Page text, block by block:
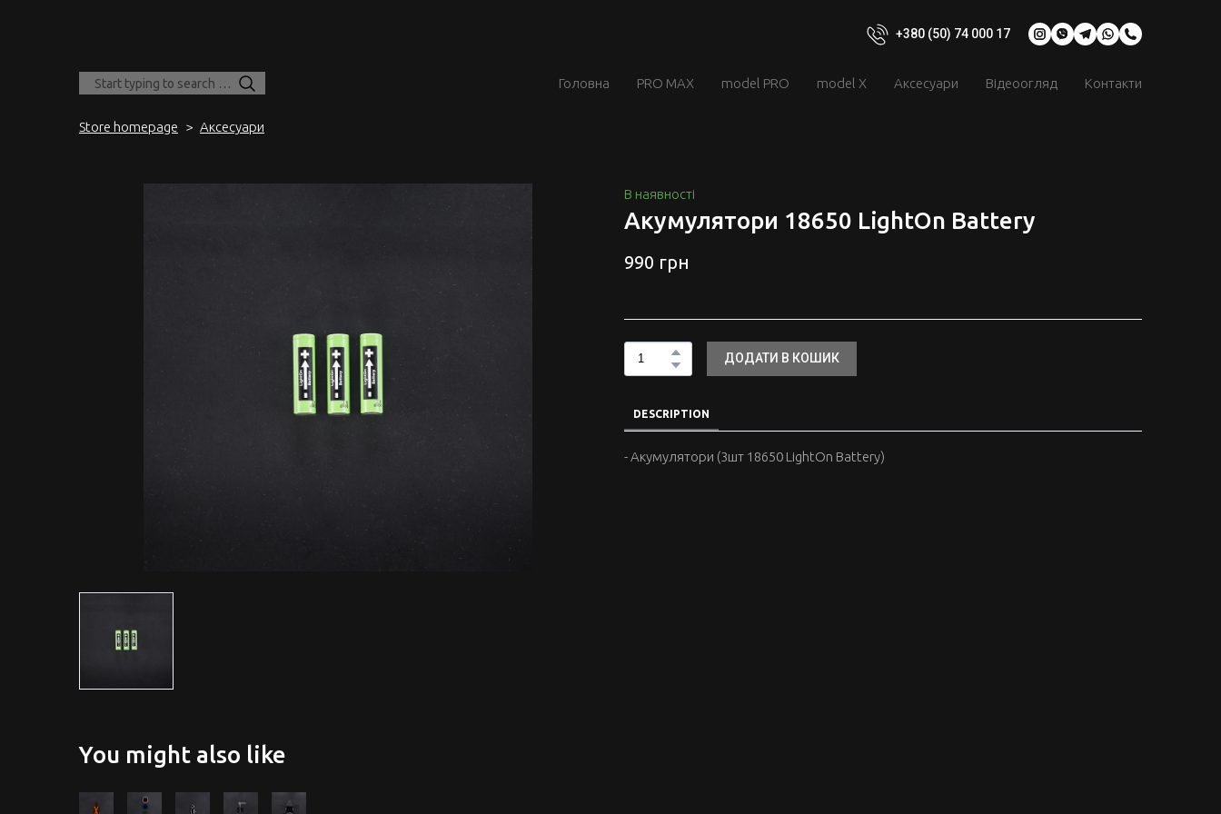
+380 (50) 74 000 17
Головна PRO MAX model PRO model X Аксесуари Відеоогляд Контакти
Store homepage Аксесуари
В наявності
Акумулятори 18650 LightOn Battery
990 грн
ДОДАТИ В КОШИК
DESCRIPTION
- Акумулятори (3шт 18650 LightOn Battery)
You might also like